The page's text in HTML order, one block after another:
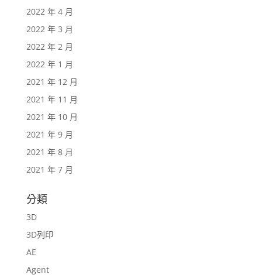
2022 年 4 月
2022 年 3 月
2022 年 2 月
2022 年 1 月
2021 年 12 月
2021 年 11 月
2021 年 10 月
2021 年 9 月
2021 年 8 月
2021 年 7 月
分類
3D
3D列印
AE
Agent